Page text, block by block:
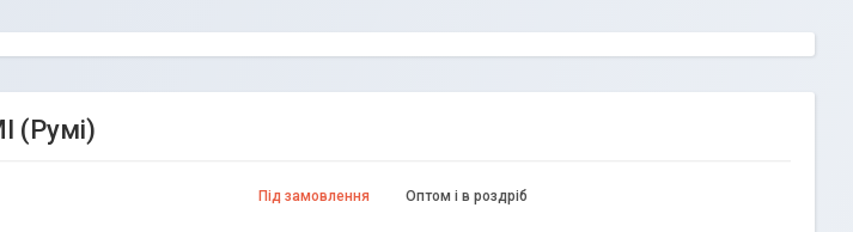
(Румі)
Під замовлення Оптом і в роздріб